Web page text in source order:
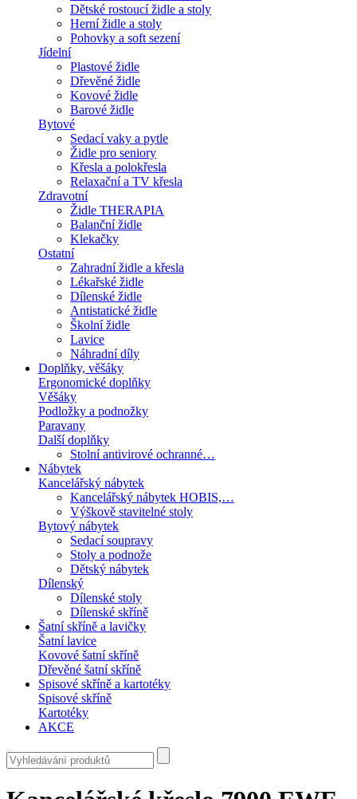
Dětské rostoucí židle a stoly
Herní židle a stoly
Pohovky a soft sezení
Jídelní
Plastové židle
Dřevěné židle
Kovové židle
Barové židle
Bytové
Sedací vaky a pytle
Židle pro seniory
Křesla a polokřesla
Relaxační a TV křesla
Zdravotní
Židle THERAPIA
Balanční židle
Klekačky
Ostatní
Zahradní židle a křesla
Lékařské židle
Dílenské židle
Antistatické židle
Školní židle
Lavice
Náhradní díly
Doplňky, věšáky
Ergonomické doplňky
Věšáky
Podložky a podnožky
Paravany
Další doplňky
Stolní antivirové ochranné…
Nábytek
Kancelářský nábytek
Kancelářský nábytek HOBIS,…
Výškově stavitelné stoly
Bytový nábytek
Sedací soupravy
Stoly a podnože
Dětský nábytek
Dílenský
Dílenské stoly
Dílenské skříně
Šatní skříně a lavičky
Šatní lavice
Kovové šatní skříně
Dřevěné šatní skříně
Spisové skříně a kartotéky
Spisové skříně
Kartotéky
AKCE